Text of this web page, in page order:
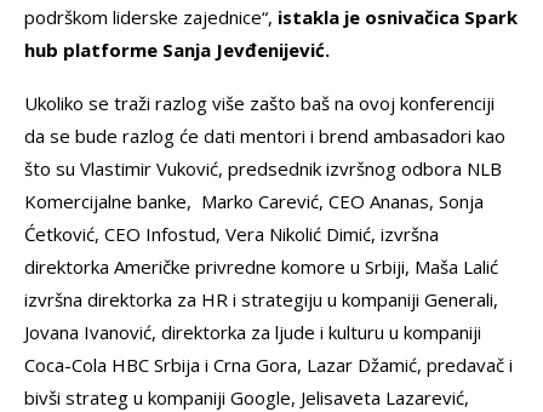
podrškom liderske zajednice“, istakla je osnivačica Spark
hub platforme Sanja Jevđenijević.
Ukoliko se traži razlog više zašto baš na ovoj konferenciji
da se bude razlog će dati mentori i brend ambasadori kao
što su Vlastimir Vuković, predsednik izvršnog odbora NLB
Komercijalne banke, Marko Carević, CEO Ananas, Sonja
Ćetković, CEO Infostud, Vera Nikolić Dimić, izvršna
direktorka Američke privredne komore u Srbiji, Maša Lalić
izvršna direktorka za HR i strategiju u kompaniji Generali,
Jovana Ivanović, direktorka za ljude i kulturu u kompaniji
Coca-Cola HBC Srbija i Crna Gora, Lazar Džamić, predavač i
bivši strateg u kompaniji Google, Jelisaveta Lazarević,